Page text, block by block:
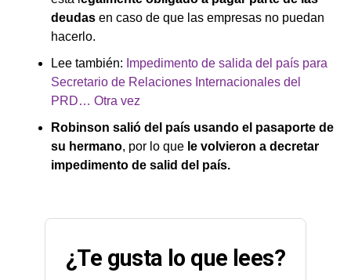
deudas en caso de que las empresas no puedan
hacerlo.
Lee también: Impedimento de salida del país para
Secretario de Relaciones Internacionales del
PRD… Otra vez
Robinson salió del país usando el pasaporte de
su hermano, por lo que le volvieron a decretar
impedimento de salid del país.
¿Te gusta lo que lees?